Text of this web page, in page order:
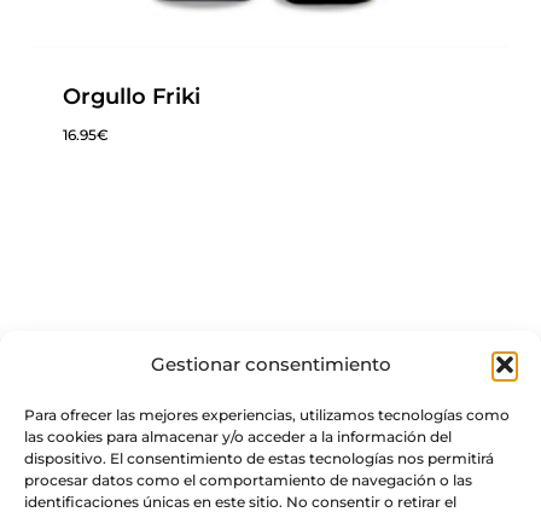
Gestionar consentimiento
Para ofrecer las mejores experiencias, utilizamos tecnologías como
las cookies para almacenar y/o acceder a la información del
dispositivo. El consentimiento de estas tecnologías nos permitirá
procesar datos como el comportamiento de navegación o las
identificaciones únicas en este sitio. No consentir o retirar el
Orgullo Friki
16.95€